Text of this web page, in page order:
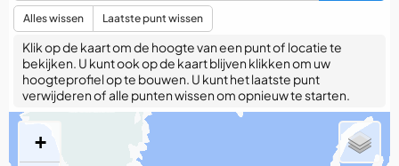
Alles wissen Laatste punt wissen
Klik op de kaart om de hoogte van een punt of locatie te
bekijken. U kunt ook op de kaart blijven klikken om uw
hoogteprofiel op te bouwen. U kunt het laatste punt
verwijderen of alle punten wissen om opnieuw te starten.
+